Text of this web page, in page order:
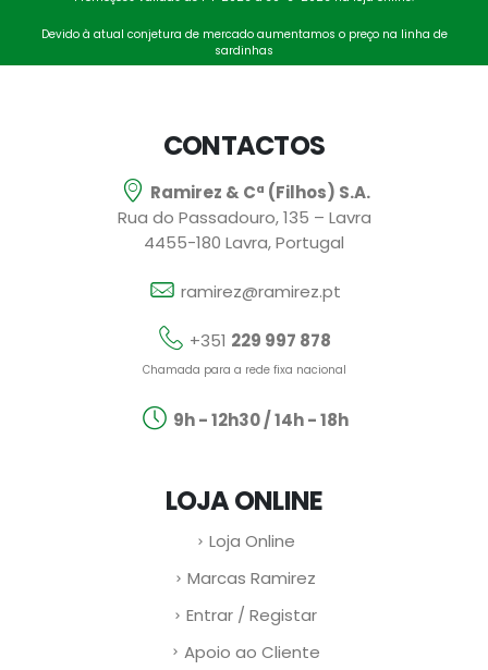
Devido à atual conjetura de mercado aumentamos o preço na linha de
sardinhas
CONTACTOS
Ramirez & Cª (Filhos) S.A.
Rua do Passadouro, 135 – Lavra
4455-180 Lavra, Portugal
ramirez@ramirez.pt
+351 229 997 878
Chamada para a rede fixa nacional
9h - 12h30 / 14h - 18h
LOJA ONLINE
Loja Online
Marcas Ramirez
Entrar / Registar
Apoio ao Cliente